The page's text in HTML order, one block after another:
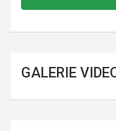
GALERIE